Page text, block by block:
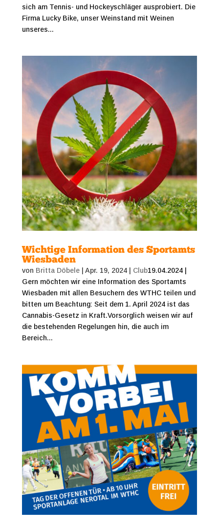
sich am Tennis- und Hockeyschläger ausprobiert. ​Die
Firma Lucky Bike, unser Weinstand mit Weinen
unseres...
Wichtige Information des Sportamts
Wiesbaden
von Britta Döbele| Apr. 19, 2024| Club19.04.2024 |
Gern möchten wir eine Information des Sportamts
Wiesbaden mit allen Besuchern des WTHC teilen und
bitten um Beachtung: Seit dem 1. April 2024 ist das
Cannabis-Gesetz in Kraft.Vorsorglich weisen wir auf
die bestehenden Regelungen hin, die auch im
Bereich...